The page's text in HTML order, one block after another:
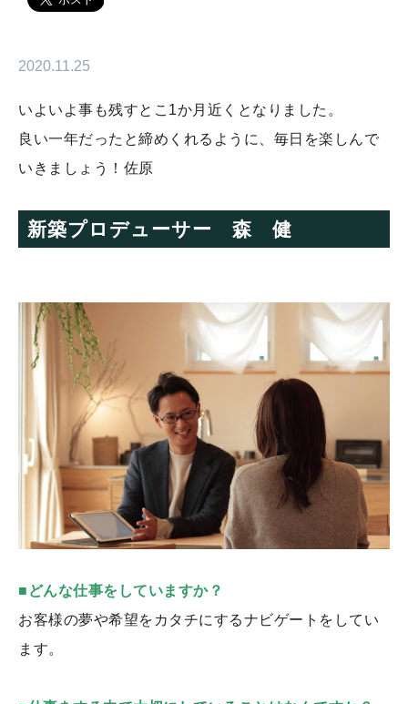
2020.11.25
いよいよ事も残すとこ1か月近くとなりました。
良い一年だったと締めくれるように、毎日を楽しんで
いきましょう！佐原
新築プロデューサー 森 健
■どんな仕事をしていますか？
お客様の夢や希望をカタチにするナビゲートをしてい
ます。